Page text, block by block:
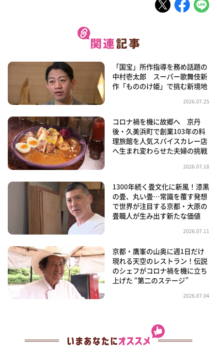
「国宝」所作指導を務め話題の
中村壱太郎 スーパー歌舞伎新
作「もののけ姫」で挑む新境地
2026.07.25
コロナ禍を機に故郷へ 京丹
後・久美浜町で創業103年の料
理旅館を人気スパイスカレー店
へ生まれ変わらせた夫婦の挑戦
2026.07.18
1300年続く畳文化に新風！漆黒
の畳、丸い畳…常識を覆す発想
で世界が注目する京都・大原の
畳職人が生み出す新たな価値
2026.07.11
京都・鷹峯の山奥に週1日だけ
現れる天空のレストラン！伝説
のシェフがコロナ禍を機に立ち
上げた “第二のステージ”
2026.07.04